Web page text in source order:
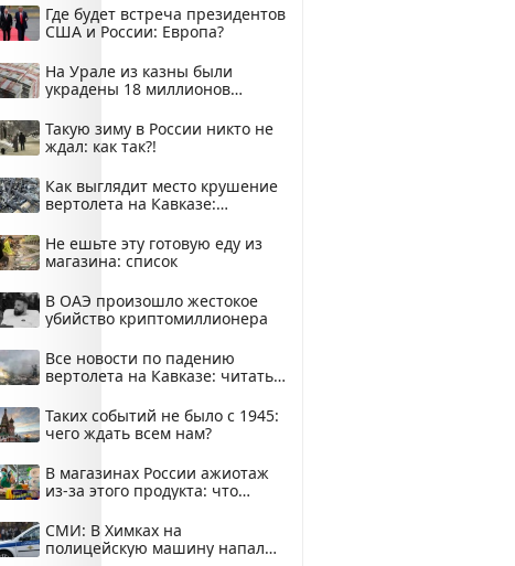
Где будет встреча президентов
США и России: Европа?
На Урале из казны были
украдены 18 миллионов
Такую зиму в России никто не
ждал: как так?!
Как выглядит место крушение
вертолета на Кавказе:
Не ешьте эту готовую еду из
магазина: список
В ОАЭ произошло жестокое
убийство криптомиллионера
Все новости по падению
вертолета на Кавказе: читать
Таких событий не было с 1945:
чего ждать всем нам?
В магазинах России ажиотаж
из-за этого продукта: что
СМИ: В Химках на
полицейскую машину напали